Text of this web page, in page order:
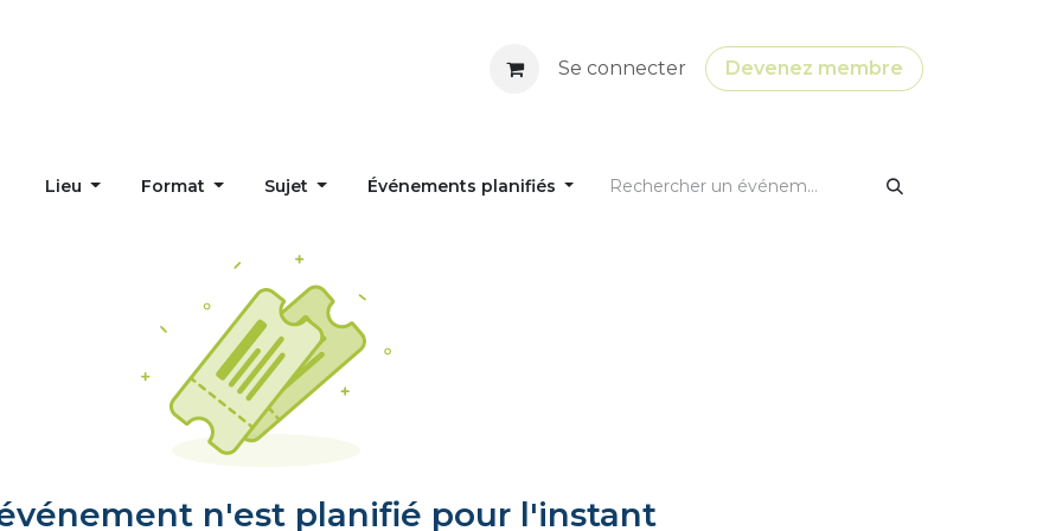
Se connecter Devenez membre
Lieu Format Sujet Événements planifiés
n'est planifié pour l'instant